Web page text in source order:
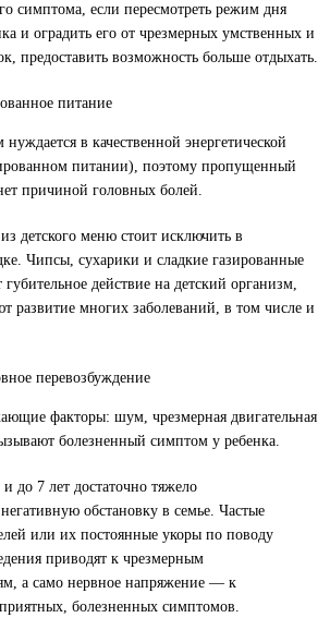
симптома, если пересмотреть режим дня
и оградить его от чрезмерных умственных и
предоставить возможность больше отдыхать.
питание
в качественной энергетической
питании), поэтому пропущенный
причиной головных болей.
детского меню стоит исключить в
Чипсы, сухарики и сладкие газированные
действие на детский организм,
развитие многих заболеваний, в том числе и
перевозбуждение
факторы: шум, чрезмерная двигательная
болезненный симптом у ребенка.
до 7 лет достаточно тяжело
обстановку в семье. Частые
или их постоянные укоры по поводу
приводят к чрезмерным
а само нервное напряжение — к
болезненных симптомов.